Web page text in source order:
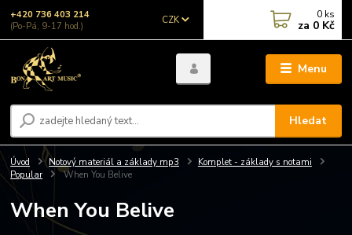
Menu
CZK
Hledat
+420 736 403 214
(Po-Pá, 9-17 hod.)
0 ks
za 0 Kč
Úvod Notový materiál a základy mp3
Komplet - základy s notami
Popular
When You Belive
When You Belive